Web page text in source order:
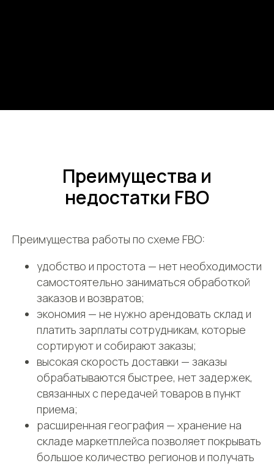
Преимущества и
недостатки FBO
Преимущества работы по схеме FBO:
удобство и простота — нет необходимости
самостоятельно заниматься обработкой
заказов и возвратов;
экономия — не нужно арендовать склад и
платить зарплаты сотрудникам, которые
сортируют и собирают заказы;
высокая скорость доставки — заказы
обрабатываются быстрее, нет задержек,
связанных с передачей товаров в пункт
приема;
расширенная география — хранение на
складе маркетплейса позволяет покрывать
большое количество регионов и получать